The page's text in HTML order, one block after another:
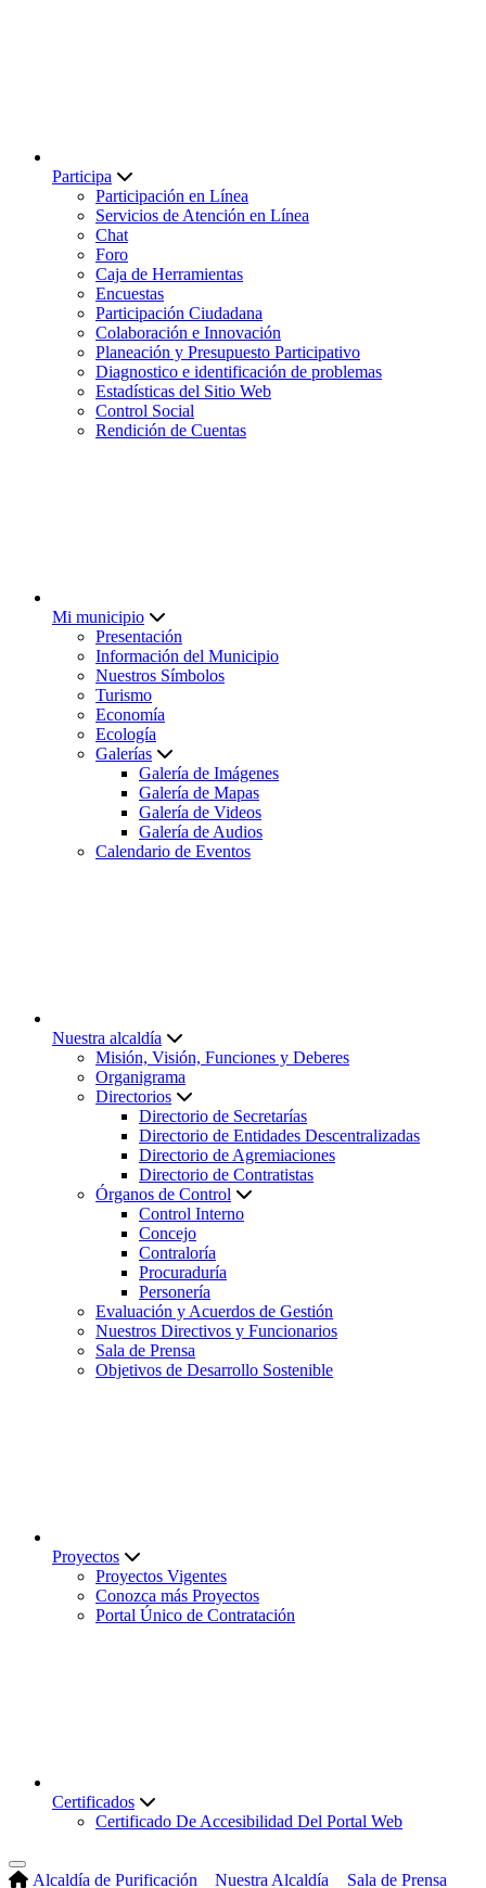
Participa
Participación en Línea
Servicios de Atención en Línea
Chat
Foro
Caja de Herramientas
Encuestas
Participación Ciudadana
Colaboración e Innovación
Planeación y Presupuesto Participativo
Diagnostico e identificación de problemas
Estadísticas del Sitio Web
Control Social
Rendición de Cuentas
Mi municipio
Presentación
Información del Municipio
Nuestros Símbolos
Turismo
Economía
Ecología
Galerías
Galería de Imágenes
Galería de Mapas
Galería de Videos
Galería de Audios
Calendario de Eventos
Nuestra alcaldía
Misión, Visión, Funciones y Deberes
Organigrama
Directorios
Directorio de Secretarías
Directorio de Entidades Descentralizadas
Directorio de Agremiaciones
Directorio de Contratistas
Órganos de Control
Control Interno
Concejo
Contraloría
Procuraduría
Personería
Evaluación y Acuerdos de Gestión
Nuestros Directivos y Funcionarios
Sala de Prensa
Objetivos de Desarrollo Sostenible
Proyectos
Proyectos Vigentes
Conozca más Proyectos
Portal Único de Contratación
Certificados
Certificado De Accesibilidad Del Portal Web
Alcaldía de Purificación Nuestra Alcaldía Sala de Prensa